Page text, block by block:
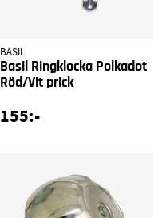
BASIL
Basil Ringklocka Polkadot
Röd/Vit prick
155:-